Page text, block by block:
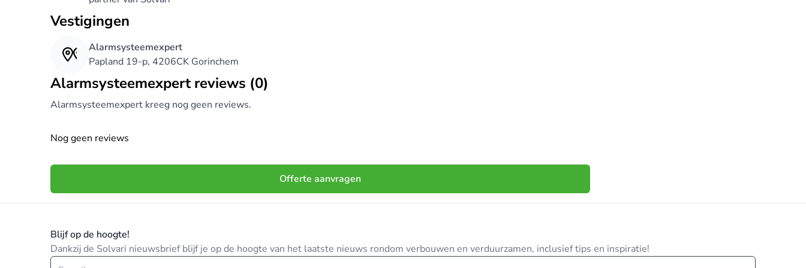
Vestigingen
Alarmsysteemexpert
Papland 19-p, 4206CK Gorinchem
Alarmsysteemexpert reviews (0)
Alarmsysteemexpert kreeg nog geen reviews.
Nog geen reviews
Offerte aanvragen
Blijf op de hoogte!
Dankzij de Solvari nieuwsbrief blijf je op de hoogte van het laatste nieuws rondom verbouwen en verduurzamen, inclusief tips en inspiratie!